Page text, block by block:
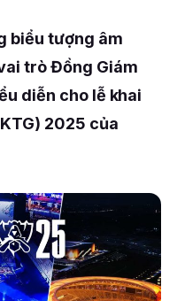
biểu tượng âm
trò Đồng Giám
diễn cho lễ khai
2025 của